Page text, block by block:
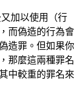
加以使用（行
而偽造的行為會
造罪。但如果你
那麼這兩種罪名
中較重的罪名來